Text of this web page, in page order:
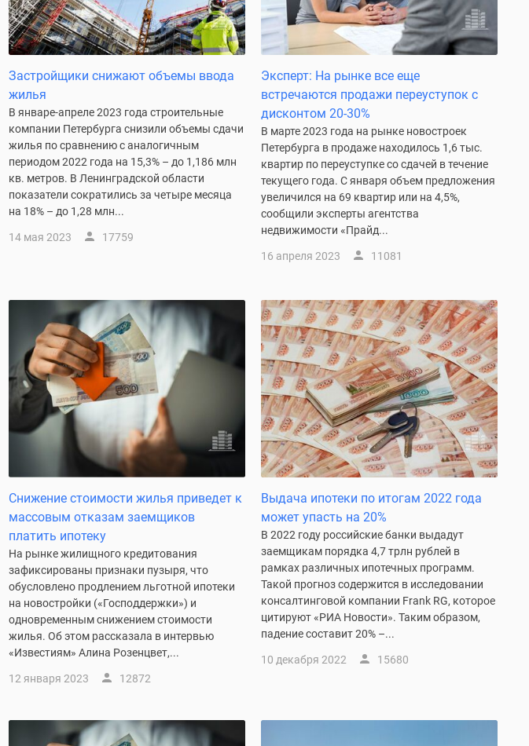
Застройщики снижают объемы ввода
жилья
В январе-апреле 2023 года строительные
компании Петербурга снизили объемы сдачи
жилья по сравнению с аналогичным
периодом 2022 года на 15,3% – до 1,186 млн
кв. метров. В Ленинградской области
показатели сократились за четыре месяца
на 18% – до 1,28 млн...
14 мая 2023 17759
Эксперт: На рынке все еще
встречаются продажи переуступок с
дисконтом 20-30%
В марте 2023 года на рынке новостроек
Петербурга в продаже находилось 1,6 тыс.
квартир по переуступке со сдачей в течение
текущего года. С января объем предложения
увеличился на 69 квартир или на 4,5%,
сообщили эксперты агентства
недвижимости «Прайд...
16 апреля 2023 11081
Снижение стоимости жилья приведет к
массовым отказам заемщиков
платить ипотеку
На рынке жилищного кредитования
зафиксированы признаки пузыря, что
обусловлено продлением льготной ипотеки
на новостройки («Господдержки») и
одновременным снижением стоимости
жилья. Об этом рассказала в интервью
«Известиям» Алина Розенцвет,...
12 января 2023 12872
Выдача ипотеки по итогам 2022 года
может упасть на 20%
В 2022 году российские банки выдадут
заемщикам порядка 4,7 трлн рублей в
рамках различных ипотечных программ.
Такой прогноз содержится в исследовании
консалтинговой компании Frank RG, которое
цитируют «РИА Новости». Таким образом,
падение составит 20% –...
10 декабря 2022 15680